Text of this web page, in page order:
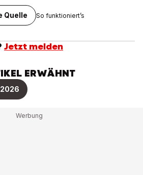
Quelle So funktioniert’s
Jetzt melden
ERWÄHNT